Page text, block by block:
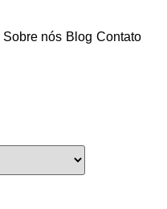
Sobre nós Blog Contato